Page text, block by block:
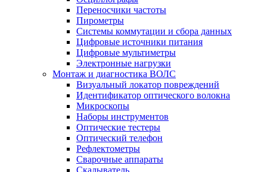
Переносчики частоты
Пирометры
Системы коммутации и сбора данных
Цифровые источники питания
Цифровые мультиметры
Электронные нагрузки
Монтаж и диагностика ВОЛС
Визуальный локатор повреждений
Идентификатор оптического волокна
Микроскопы
Наборы инструментов
Оптические тестеры
Оптический телефон
Рефлектометры
Сварочные аппараты
Скалыватель